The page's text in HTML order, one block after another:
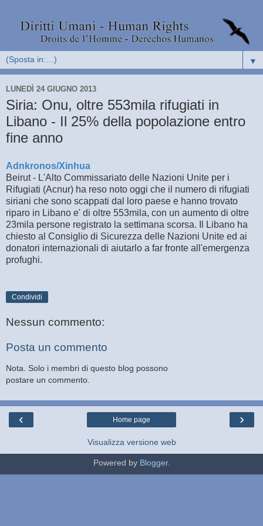
▼
LUNEDÌ 24 GIUGNO 2013
Siria: Onu, oltre 553mila rifugiati in
Libano - Il 25% della popolazione entro
fine anno
Adnkronos/Xinhua
Beirut - L'Alto Commissariato delle Nazioni Unite per i
Rifugiati (Acnur) ha reso noto oggi che il numero di rifugiati
siriani che sono scappati dal loro paese e hanno trovato
riparo in Libano e' di oltre 553mila, con un aumento di oltre
23mila persone registrato la settimana scorsa. Il Libano ha
chiesto al Consiglio di Sicurezza delle Nazioni Unite ed ai
donatori internazionali di aiutarlo a far fronte all'emergenza
profughi.
Condividi
Nessun commento:
Posta un commento
Nota. Solo i membri di questo blog possono
postare un commento.
‹ ›
Home page
Visualizza versione web
Powered by Blogger.